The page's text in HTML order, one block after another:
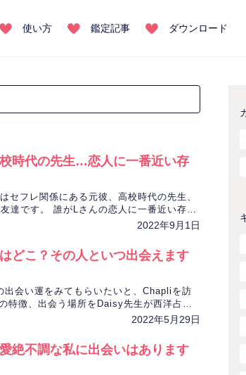
使い方 鑑定記事 ダウンロード
時代の先生…恋人に一番近い存
セフレ関係にある元彼、高校時代の先生、
達です。 誰がLさんの恋人に一番近い存在
2022年9月1日
どこ？その人といつ出会えます
会い運をみてもらいたいと、Chapliを訪
特徴、出会う場所をDaisy先生が西洋占星
2022年5月29日
絶不調な私に出会いはあります